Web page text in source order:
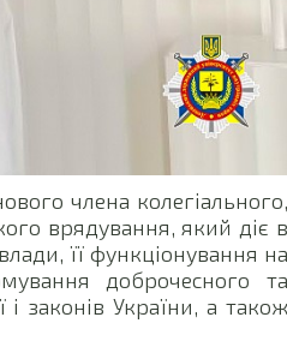
члена колегіального,
врядування, який діє в
її функціонування на
доброчесного та
законів України, а також